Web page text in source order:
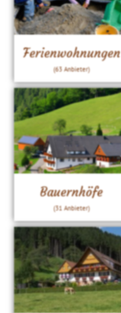
Ferienwohnungen
(63 Anbieter)
Bauernhöfe
(31 Anbieter)